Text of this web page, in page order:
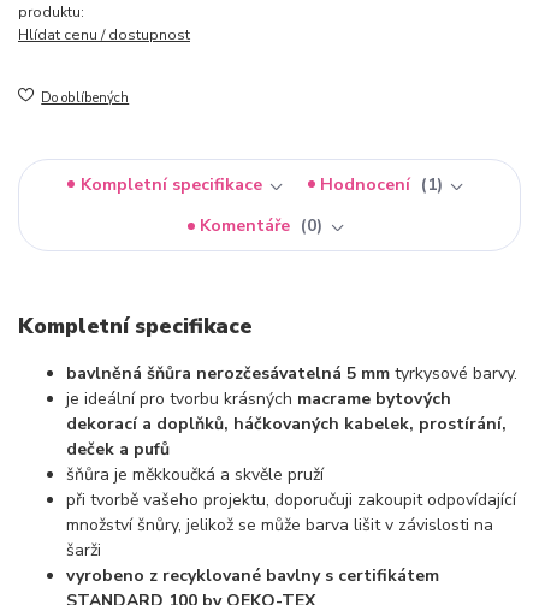
produktu:
Hlídat cenu / dostupnost
Do oblíbených
Kompletní specifikace Hodnocení
1
Komentáře
0
Kompletní specifikace
bavlněná šňůra nerozčesávatelná 5 mm tyrkysové barvy.
je ideální pro tvorbu krásných macrame bytových
dekorací a doplňků, háčkovaných kabelek, prostírání,
deček a pufů
šňůra je měkkoučká a skvěle pruží
při tvorbě vašeho projektu, doporučuji zakoupit odpovídající
množství šnůry, jelikož se může barva lišit v závislosti na
šarži
vyrobeno z recyklované bavlny s certifikátem
STANDARD 100 by OEKO-TEX